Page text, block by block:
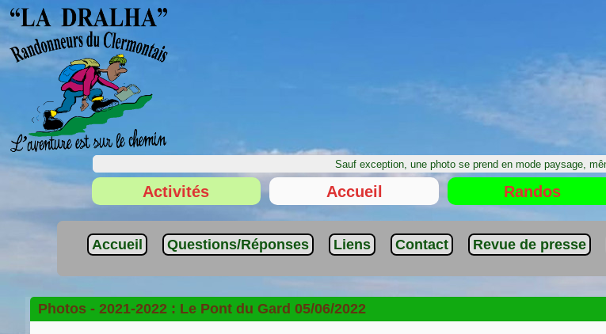
Sauf exception, une photo se prend en mode paysage,
Activités Accueil Randos
Accueil Questions/Réponses Liens Contact Revue de presse
Photos - 2021-2022 : Le Pont du Gard 05/06/2022